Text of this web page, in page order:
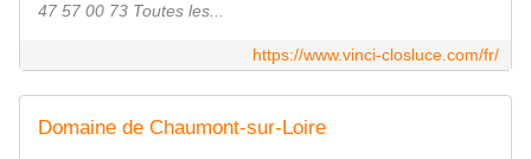
47 57 00 73 Toutes les...
https://www.vinci-closluce.com/fr/
Domaine de Chaumont-sur-Loire